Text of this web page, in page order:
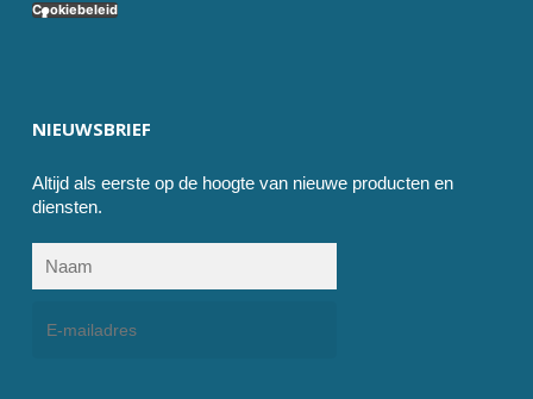
Cookiebeleid
NIEUWSBRIEF
Altijd als eerste op de hoogte van nieuwe producten en
diensten.